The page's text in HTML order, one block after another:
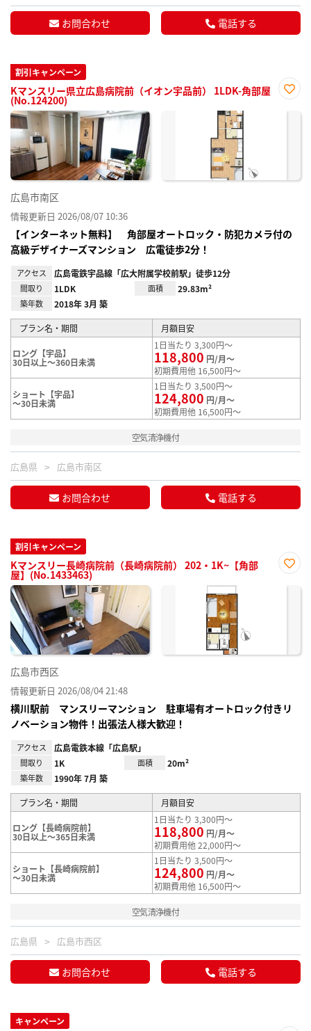
お問合わせ 電話する
割引キャンペーン
Kマンスリー県立広島病院前（イオン宇品前） 1LDK-角部屋
(No.124200)
に入
広島市南区
情報更新日 2026/08/07 10:36
【インターネット無料】 角部屋オートロック・防犯カメラ付の
高級デザイナーズマンション 広電徒歩2分！
アクセス 広島電鉄宇品線「広大附属学校前駅」徒歩12分
間取り 1LDK 面積 29.83m²
築年数 2018年 3月 築
プラン名・期間 月額目安
ロング【宇品】
30日以上～360日未満
1日当たり 3,300円～
118,800 円/月～
初期費用他 16,500円～
ショート【宇品】
～30日未満
1日当たり 3,500円～
124,800 円/月～
初期費用他 16,500円～
空気清浄機付
広島県 広島市南区
お問合わせ 電話する
割引キャンペーン
Kマンスリー長崎病院前（長崎病院前） 202・1K~【角部
屋】(No.1433463)
に入
広島市西区
情報更新日 2026/08/04 21:48
横川駅前 マンスリーマンション 駐車場有オートロック付きリ
ノベーション物件！出張法人様大歓迎！
アクセス 広島電鉄本線「広島駅」
間取り 1K 面積 20m²
築年数 1990年 7月 築
プラン名・期間 月額目安
ロング【長崎病院前】
30日以上～365日未満
1日当たり 3,300円～
118,800 円/月～
初期費用他 22,000円～
ショート【長崎病院前】
～30日未満
1日当たり 3,500円～
124,800 円/月～
初期費用他 16,500円～
空気清浄機付
広島県 広島市西区
お問合わせ 電話する
キャンペーン